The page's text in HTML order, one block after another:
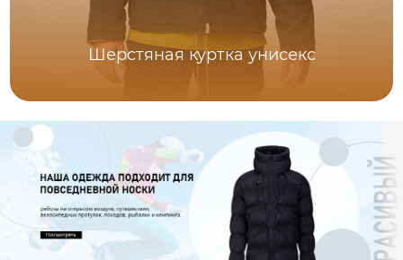
Шерстяная куртка унисекс